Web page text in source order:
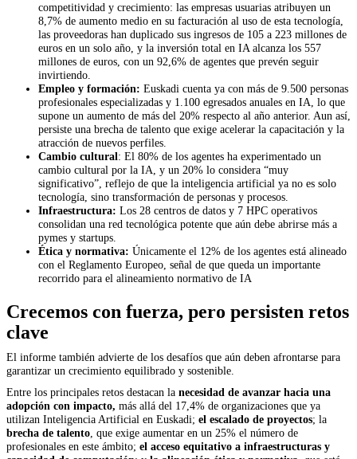
competitividad y crecimiento: las empresas usuarias atribuyen un
8,7% de aumento medio en su facturación al uso de esta tecnología,
las proveedoras han duplicado sus ingresos de 105 a 223 millones de
euros en un solo año, y la inversión total en IA alcanza los 557
millones de euros, con un 92,6% de agentes que prevén seguir
invirtiendo.
Empleo y formación: Euskadi cuenta ya con más de 9.500 personas
profesionales especializadas y 1.100 egresados anuales en IA, lo que
supone un aumento de más del 20% respecto al año anterior. Aun así,
persiste una brecha de talento que exige acelerar la capacitación y la
atracción de nuevos perfiles.
Cambio cultural: El 80% de los agentes ha experimentado un
cambio cultural por la IA, y un 20% lo considera “muy
significativo”, reflejo de que la inteligencia artificial ya no es solo
tecnología, sino transformación de personas y procesos.
Infraestructura: Los 28 centros de datos y 7 HPC operativos
consolidan una red tecnológica potente que aún debe abrirse más a
pymes y startups.
Ética y normativa: Únicamente el 12% de los agentes está alineado
con el Reglamento Europeo, señal de que queda un importante
recorrido para el alineamiento normativo de IA
Crecemos con fuerza, pero persisten retos
clave
El informe también advierte de los desafíos que aún deben afrontarse para
garantizar un crecimiento equilibrado y sostenible.
Entre los principales retos destacan la necesidad de avanzar hacia una
adopción con impacto, más allá del 17,4% de organizaciones que ya
utilizan Inteligencia Artificial en Euskadi; el escalado de proyectos; la
brecha de talento, que exige aumentar en un 25% el número de
profesionales en este ámbito; el acceso equitativo a infraestructuras y